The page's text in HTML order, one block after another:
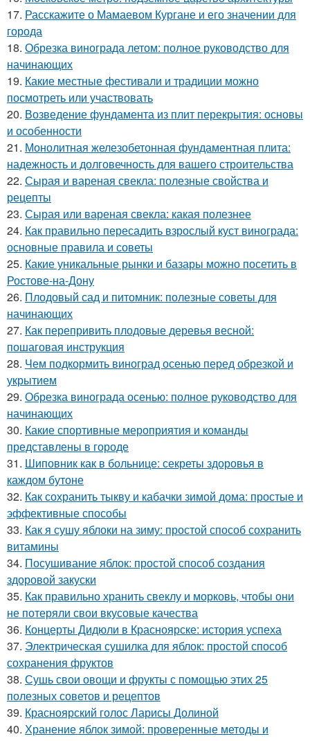
17. Расскажите о Мамаевом Кургане и его значении для
города
18. Обрезка винограда летом: полное руководство для
начинающих
19. Какие местные фестивали и традиции можно
посмотреть или участвовать
20. Возведение фундамента из плит перекрытия: основы
и особенности
21. Монолитная железобетонная фундаментная плита:
надежность и долговечность для вашего строительства
22. Сырая и вареная свекла: полезные свойства и
рецепты
23. Сырая или вареная свекла: какая полезнее
24. Как правильно пересадить взрослый куст винограда:
основные правила и советы
25. Какие уникальные рынки и базары можно посетить в
Ростове-на-Дону
26. Плодовый сад и питомник: полезные советы для
начинающих
27. Как перепривить плодовые деревья весной:
пошаговая инструкция
28. Чем подкормить виноград осенью перед обрезкой и
укрытием
29. Обрезка винограда осенью: полное руководство для
начинающих
30. Какие спортивные мероприятия и команды
представлены в городе
31. Шиповник как в больнице: секреты здоровья в
каждом бутоне
32. Как сохранить тыкву и кабачки зимой дома: простые и
эффективные способы
33. Как я сушу яблоки на зиму: простой способ сохранить
витамины
34. Посушивание яблок: простой способ создания
здоровой закуски
35. Как правильно хранить свеклу и морковь, чтобы они
не потеряли свои вкусовые качества
36. Концерты Дидюли в Красноярске: история успеха
37. Электрическая сушилка для яблок: простой способ
сохранения фруктов
38. Сушь свои овощи и фрукты с помощью этих 25
полезных советов и рецептов
39. Красноярский голос Ларисы Долиной
40. Хранение яблок зимой: проверенные методы и